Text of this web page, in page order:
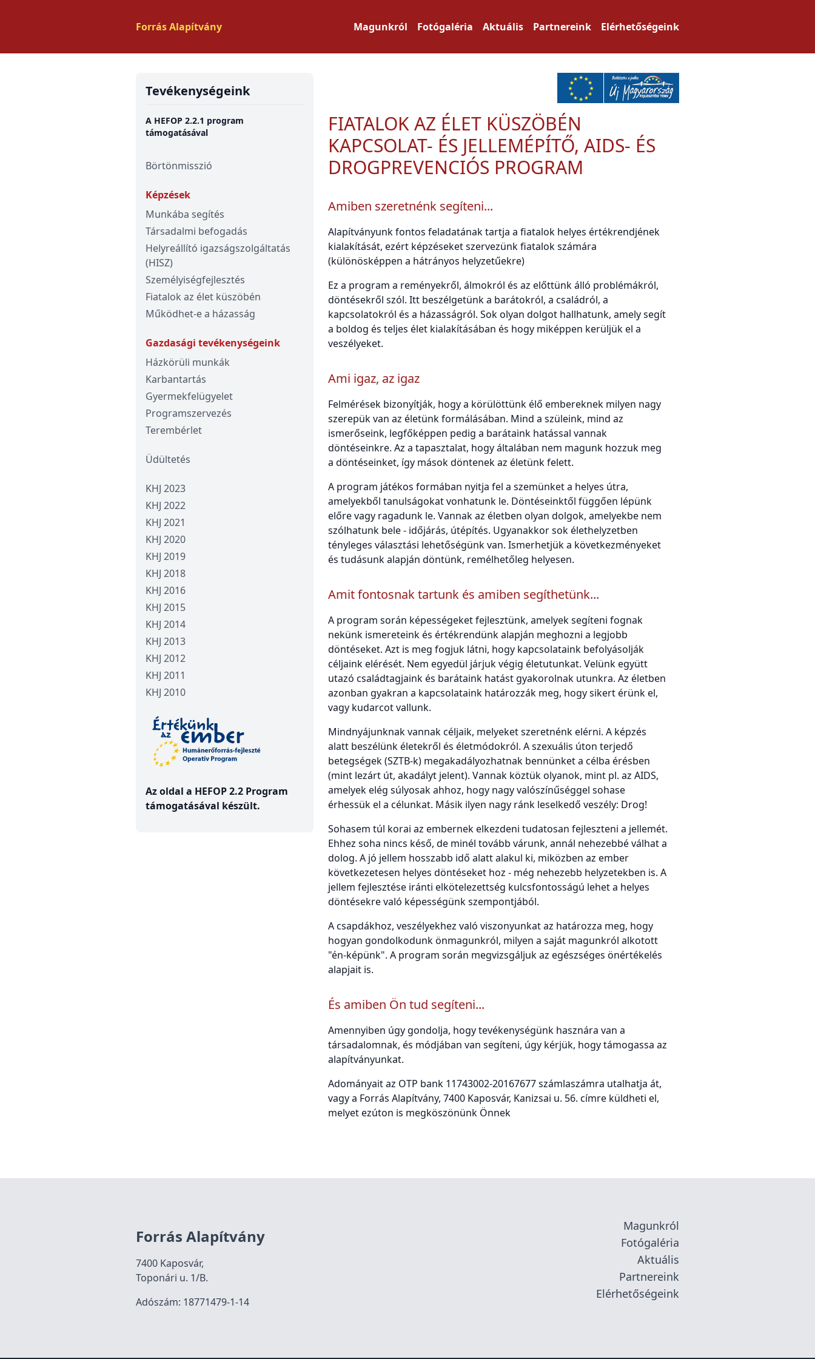
Forrás Alapítvány Magunkról Fotógaléria Aktuális Partnereink Elérhetőségeink
Tevékenységeink
A HEFOP 2.2.1 program
támogatásával
Börtönmisszió
Képzések
Munkába segítés
Társadalmi befogadás
Helyreállító igazságszolgáltatás
(HISZ)
Személyiségfejlesztés
Fiatalok az élet küszöbén
Működhet-e a házasság
Gazdasági tevékenységeink
Házkörüli munkák
Karbantartás
Gyermekfelügyelet
Programszervezés
Terembérlet
Üdültetés
KHJ 2023
KHJ 2022
KHJ 2021
KHJ 2020
KHJ 2019
KHJ 2018
KHJ 2016
KHJ 2015
KHJ 2014
KHJ 2013
KHJ 2012
KHJ 2011
KHJ 2010
Az oldal a HEFOP 2.2 Program
támogatásával készült.
FIATALOK AZ ÉLET KÜSZÖBÉN
KAPCSOLAT- ÉS JELLEMÉPÍTŐ, AIDS- ÉS
DROGPREVENCIÓS PROGRAM
Amiben szeretnénk segíteni...
Alapítványunk fontos feladatának tartja a fiatalok helyes értékrendjének
kialakítását, ezért képzéseket szervezünk fiatalok számára
(különösképpen a hátrányos helyzetűekre)
Ez a program a reményekről, álmokról és az előttünk álló problémákról,
döntésekről szól. Itt beszélgetünk a barátokról, a családról, a
kapcsolatokról és a házasságról. Sok olyan dolgot hallhatunk, amely segít
a boldog és teljes élet kialakításában és hogy miképpen kerüljük el a
veszélyeket.
Ami igaz, az igaz
Felmérések bizonyítják, hogy a körülöttünk élő embereknek milyen nagy
szerepük van az életünk formálásában. Mind a szüleink, mind az
ismerőseink, legfőképpen pedig a barátaink hatással vannak
döntéseinkre. Az a tapasztalat, hogy általában nem magunk hozzuk meg
a döntéseinket, így mások döntenek az életünk felett.
A program játékos formában nyitja fel a szemünket a helyes útra,
amelyekből tanulságokat vonhatunk le. Döntéseinktől függően lépünk
előre vagy ragadunk le. Vannak az életben olyan dolgok, amelyekbe nem
szólhatunk bele - időjárás, útépítés. Ugyanakkor sok élethelyzetben
tényleges választási lehetőségünk van. Ismerhetjük a következményeket
és tudásunk alapján döntünk, remélhetőleg helyesen.
Amit fontosnak tartunk és amiben segíthetünk...
A program során képességeket fejlesztünk, amelyek segíteni fognak
nekünk ismereteink és értékrendünk alapján meghozni a legjobb
döntéseket. Azt is meg fogjuk látni, hogy kapcsolataink befolyásolják
céljaink elérését. Nem egyedül járjuk végig életutunkat. Velünk együtt
utazó családtagjaink és barátaink hatást gyakorolnak utunkra. Az életben
azonban gyakran a kapcsolataink határozzák meg, hogy sikert érünk el,
vagy kudarcot vallunk.
Mindnyájunknak vannak céljaik, melyeket szeretnénk elérni. A képzés
alatt beszélünk életekről és életmódokról. A szexuális úton terjedő
betegségek (SZTB-k) megakadályozhatnak bennünket a célba érésben
(mint lezárt út, akadályt jelent). Vannak köztük olyanok, mint pl. az AIDS,
amelyek elég súlyosak ahhoz, hogy nagy valószínűséggel sohase
érhessük el a célunkat. Másik ilyen nagy ránk leselkedő veszély: Drog!
Sohasem túl korai az embernek elkezdeni tudatosan fejleszteni a jellemét.
Ehhez soha nincs késő, de minél tovább várunk, annál nehezebbé válhat a
dolog. A jó jellem hosszabb idő alatt alakul ki, miközben az ember
következetesen helyes döntéseket hoz - még nehezebb helyzetekben is. A
jellem fejlesztése iránti elkötelezettség kulcsfontosságú lehet a helyes
döntésekre való képességünk szempontjából.
A csapdákhoz, veszélyekhez való viszonyunkat az határozza meg, hogy
hogyan gondolkodunk önmagunkról, milyen a saját magunkról alkotott
"én-képünk". A program során megvizsgáljuk az egészséges önértékelés
alapjait is.
És amiben Ön tud segíteni...
Amennyiben úgy gondolja, hogy tevékenységünk hasznára van a
társadalomnak, és módjában van segíteni, úgy kérjük, hogy támogassa az
alapítványunkat.
Adományait az OTP bank 11743002-20167677 számlaszámra utalhatja át,
vagy a Forrás Alapítvány, 7400 Kaposvár, Kanizsai u. 56. címre küldheti el,
melyet ezúton is megköszönünk Önnek
Forrás Alapítvány
7400 Kaposvár,
Toponári u. 1/B.
Adószám: 18771479-1-14
Magunkról
Fotógaléria
Aktuális
Partnereink
Elérhetőségeink